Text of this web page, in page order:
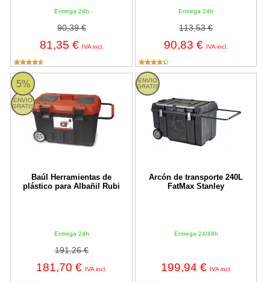
Entrega 24h
90,39 €
81,35 € IVA incl.
Entrega 24h
113,53 €
90,83 € IVA incl.
5%
ENVIO
GRATIS
Baúl Herramientas de
plástico para Albañil Rubi
Entrega 24h
191,26 €
181,70 € IVA incl.
Baúl Herramientas de plástico para Albañil Rubi
ENVIO
GRATIS
Arcón de transporte 240L
FatMax Stanley
Entrega 24/48h
199,94 € IVA incl.
Arcón de transporte 240L FatMax